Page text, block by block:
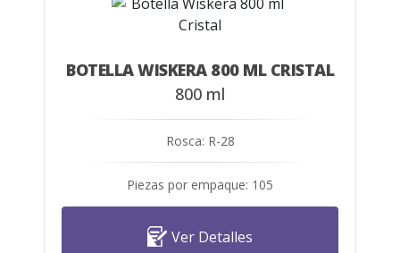
BOTELLA WISKERA 800 ML CRISTAL
800 ml
Rosca: R-28
Piezas por empaque: 105
Ver Detalles